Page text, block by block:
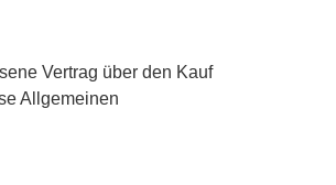
Vertrag über den Kauf
Allgemeinen